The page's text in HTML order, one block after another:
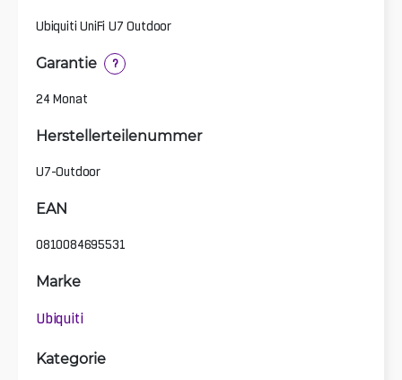
Ubiquiti UniFi U7 Outdoor
Garantie ?
24 Monat
Herstellerteilenummer
U7-Outdoor
EAN
0810084695531
Marke
Ubiquiti
Kategorie